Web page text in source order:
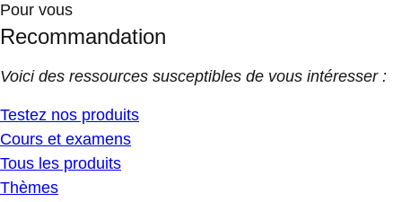
Pour vous
Recommandation
Voici des ressources susceptibles de vous intéresser :
Testez nos produits
Cours et examens
Tous les produits
Thèmes